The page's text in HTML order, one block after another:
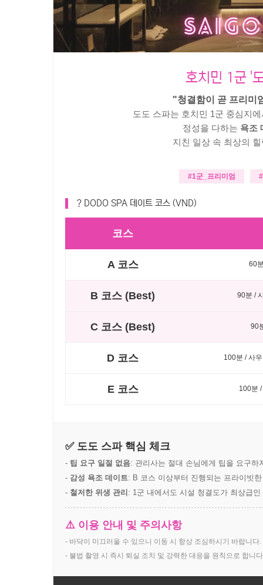
호치민 1군 '
"청결함이 곧 프리미
도도 스파는 호치민 1군 중심지
정성을 다하는 욕조
지친 일상 속 최상의
#1군_프리미엄
? DODO SPA 데이트 코스 (VND)
코스
A 코스 60
B 코스 (Best) 90분 /
C 코스 (Best) 90
D 코스 100분 / 사
E 코스 100분
✅ 도도 스파 핵심 체크
- 팁 요구 일절 없음: 관리사는 절대 손님에게 팁을 요구하
- 감성 욕조 데이트: B 코스 이상부터 진행되는 프라이빗
- 철저한 위생 관리 : 1군 내에서도 시설 청결도가 최상급
⚠️ 이용 안내 및 주의사항
- 바닥이 미끄러울 수 있으니 이동 시 항상 조심하시기 바랍니다.
- 불법 촬영 시 즉시 퇴실 조치 및 강력한 대응을 원칙으로 합니